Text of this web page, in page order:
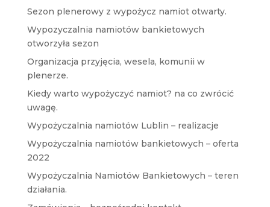
Sezon plenerowy z wypożycz namiot otwarty.
Wypozyczalnia namiotów bankietowych
otworzyła sezon
Organizacja przyjęcia, wesela, komunii w
plenerze.
Kiedy warto wypożyczyć namiot? na co zwrócić
uwagę.
Wypożyczalnia namiotów Lublin – realizacje
Wypożyczalnia namiotów bankietowych – oferta
2022
Wypożyczalnia Namiotów Bankietowych – teren
działania.